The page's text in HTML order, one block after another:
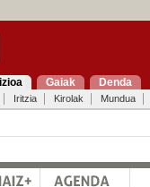
Gaiak Denda
Iritzia Kirolak Mundua